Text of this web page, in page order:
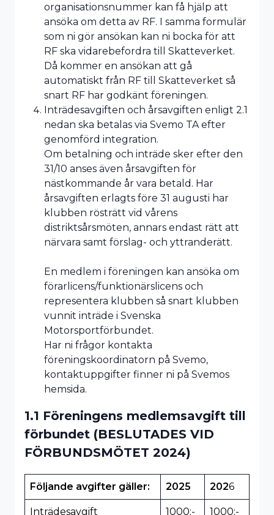
organisationsnummer kan få hjälp att
ansöka om detta av RF. I samma formulär
som ni gör ansökan kan ni bocka för att
RF ska vidarebefordra till Skatteverket.
Då kommer en ansökan att gå
automatiskt från RF till Skatteverket så
snart RF har godkänt föreningen.
Inträdesavgiften och årsavgiften enligt 2.1
nedan ska betalas via Svemo TA efter
genomförd integration.
Om betalning och inträde sker efter den
31/10 anses även årsavgiften för
nästkommande år vara betald. Har
årsavgiften erlagts före 31 augusti har
klubben rösträtt vid vårens
distriktsårsmöten, annars endast rätt att
närvara samt förslag- och yttranderätt.
En medlem i föreningen kan ansöka om
förarlicens/funktionärslicens och
representera klubben så snart klubben
vunnit inträde i Svenska
Motorsportförbundet.
Har ni frågor kontakta
föreningskoordinatorn på Svemo,
kontaktuppgifter finner ni på Svemos
hemsida.
1.1 Föreningens medlemsavgift till
förbundet (BESLUTADES VID
FÖRBUNDSMÖTET 2024)
Följande avgifter gäller: 2025 2026
Inträdesavgift 1000:- 1000:-